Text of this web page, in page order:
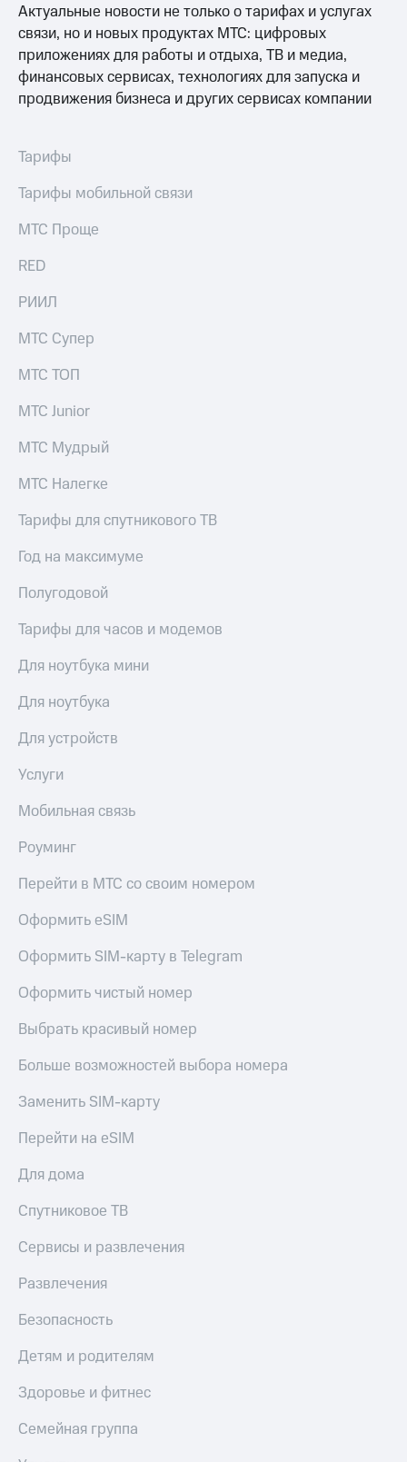
Актуальные новости не только о тарифах и услугах
связи, но и новых продуктах МТС: цифровых
приложениях для работы и отдыха, ТВ и медиа,
финансовых сервисах, технологиях для запуска и
продвижения бизнеса и других сервисах компании
Тарифы
Тарифы мобильной связи
МТС Проще
RED
РИИЛ
МТС Супер
МТС ТОП
МТС Junior
МТС Мудрый
МТС Налегке
Тарифы для спутникового ТВ
Год на максимуме
Полугодовой
Тарифы для часов и модемов
Для ноутбука мини
Для ноутбука
Для устройств
Услуги
Мобильная связь
Роуминг
Перейти в МТС со своим номером
Оформить eSIM
Оформить SIM-карту в Telegram
Оформить чистый номер
Выбрать красивый номер
Больше возможностей выбора номера
Заменить SIM-карту
Перейти на eSIM
Для дома
Спутниковое ТВ
Сервисы и развлечения
Развлечения
Безопасность
Детям и родителям
Здоровье и фитнес
Семейная группа